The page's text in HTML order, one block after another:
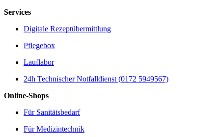
Services
Digitale Rezeptübermittlung
Pflegebox
Lauflabor
24h Technischer Notfalldienst (0172 5949567)
Online-Shops
Für Sanitätsbedarf
Für Medizintechnik